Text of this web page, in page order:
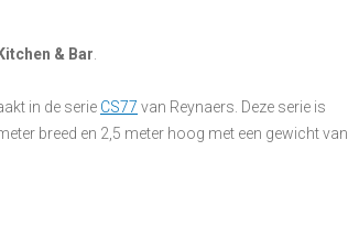
& Bar.
in de serie CS77 van Reynaers. Deze serie is
breed en 2,5 meter hoog met een gewicht van